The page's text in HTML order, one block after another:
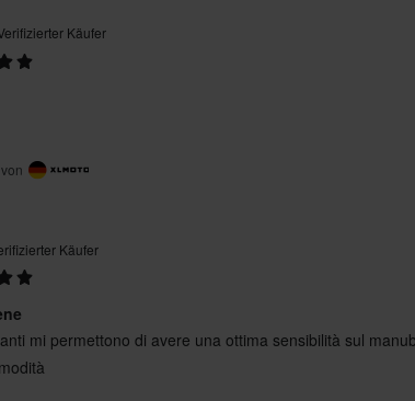
Käufer
Käufer
mi permettono di avere una ottima sensibilità sul